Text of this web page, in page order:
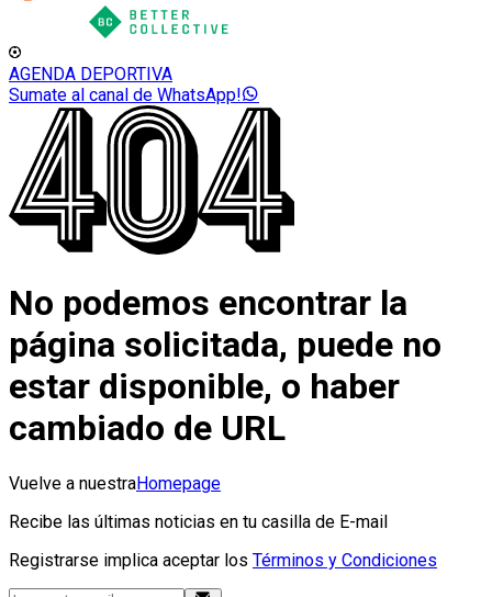
AGENDA DEPORTIVA
Sumate al canal de WhatsApp!
No podemos encontrar la
página solicitada, puede no
estar disponible, o haber
cambiado de URL
Vuelve a nuestraHomepage
Recibe las últimas noticias en tu casilla de E-mail
Registrarse implica aceptar los Términos y Condiciones